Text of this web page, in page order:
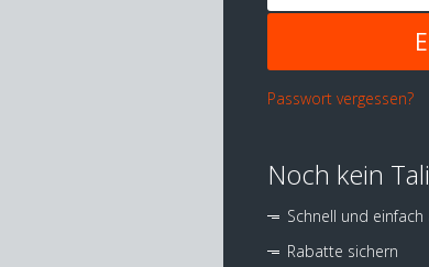
Passwort vergessen?
Noch kein
Schnell und
Rabatte sichern